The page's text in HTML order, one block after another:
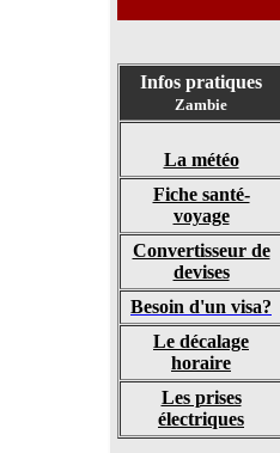
Infos pratiques
Zambie
La météo
Fiche santé-
voyage
Convertisseur de
devises
Besoin d'un visa?
Le décalage
horaire
Les prises
électriques